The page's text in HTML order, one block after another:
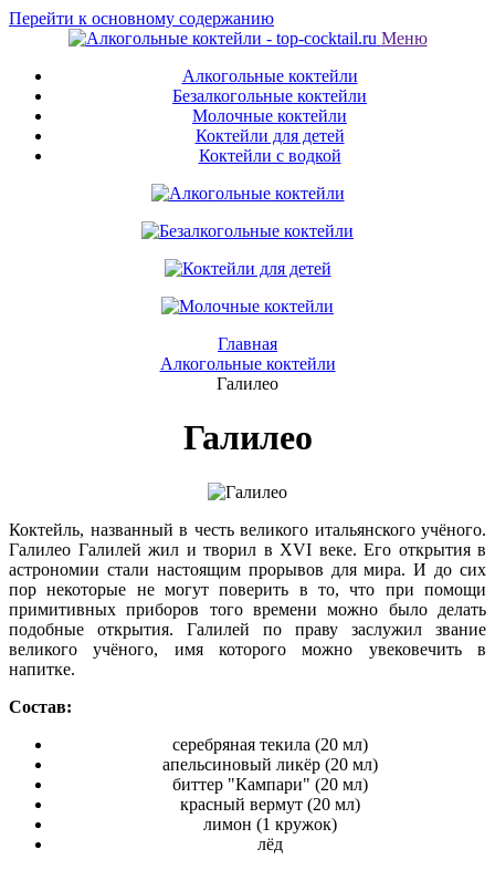
Перейти к основному содержанию
Меню
Алкогольные коктейли
Безалкогольные коктейли
Молочные коктейли
Коктейли для детей
Коктейли с водкой
Главная
Алкогольные коктейли
Галилео
Галилео
Коктейль, названный в честь великого итальянского учёного.
Галилео Галилей жил и творил в XVI веке. Его открытия в
астрономии стали настоящим прорывов для мира. И до сих
пор некоторые не могут поверить в то, что при помощи
примитивных приборов того времени можно было делать
подобные открытия. Галилей по праву заслужил звание
великого учёного, имя которого можно увековечить в
напитке.
Состав:
серебряная текила (20 мл)
апельсиновый ликёр (20 мл)
биттер "Кампари" (20 мл)
красный вермут (20 мл)
лимон (1 кружок)
лёд